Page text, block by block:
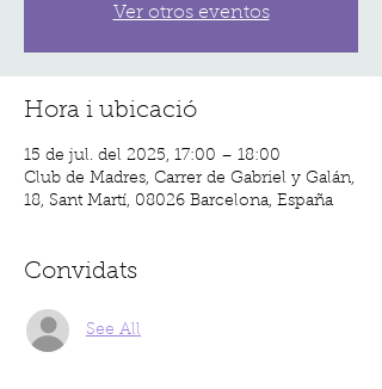
Ver otros eventos
Hora i ubicació
15 de jul. del 2025, 17:00 – 18:00
Club de Madres, Carrer de Gabriel y Galán,
18, Sant Martí, 08026 Barcelona, España
Convidats
See All